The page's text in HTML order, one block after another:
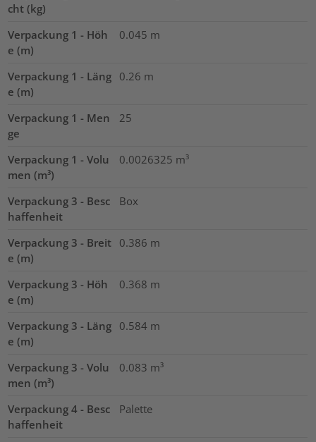
cht (kg)
Verpackung 1 - Höh
e (m)
0.045 m
Verpackung 1 - Läng
e (m)
0.26 m
Verpackung 1 - Men
ge
25
Verpackung 1 - Volu
men (m³)
0.0026325 m³
Verpackung 3 - Besc
haffenheit
Box
Verpackung 3 - Breit
e (m)
0.386 m
Verpackung 3 - Höh
e (m)
0.368 m
Verpackung 3 - Läng
e (m)
0.584 m
Verpackung 3 - Volu
men (m³)
0.083 m³
Verpackung 4 - Besc
haffenheit
Palette